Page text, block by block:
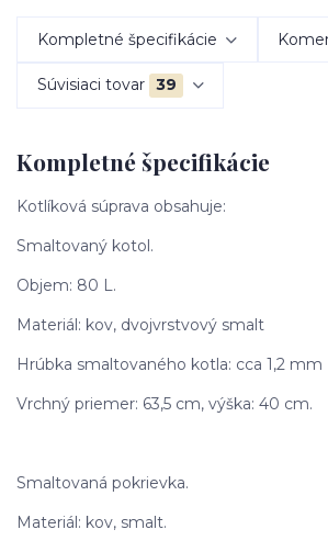
Kompletné špecifikácie
Súvisiaci tovar 39
Kompletné špecifikácie
Kotlíková súprava obsahuje:
Smaltovaný kotol.
Objem: 80 L.
Materiál: kov, dvojvrstvový smalt
Hrúbka smaltovaného kotla: cca 1,2 mm
Vrchný priemer: 63,5 cm, výška: 40 cm.
Smaltovaná pokrievka.
Materiál: kov, smalt.